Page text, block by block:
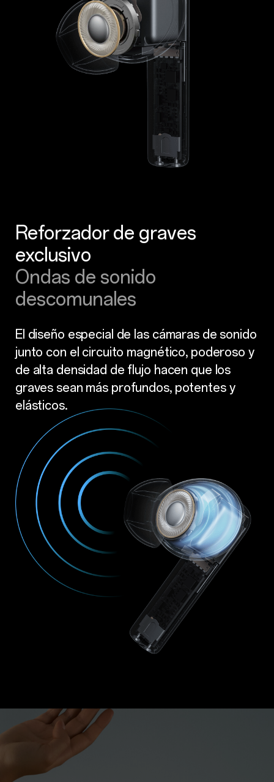
Reforzador de graves
exclusivo
Ondas de sonido
descomunales
El diseño especial de las cámaras de sonido
junto con el circuito magnético, poderoso y
de alta densidad de flujo hacen que los
graves sean más profundos, potentes y
elásticos.